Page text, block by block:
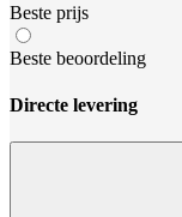
Beste prijs
Beste beoordeling
Directe levering